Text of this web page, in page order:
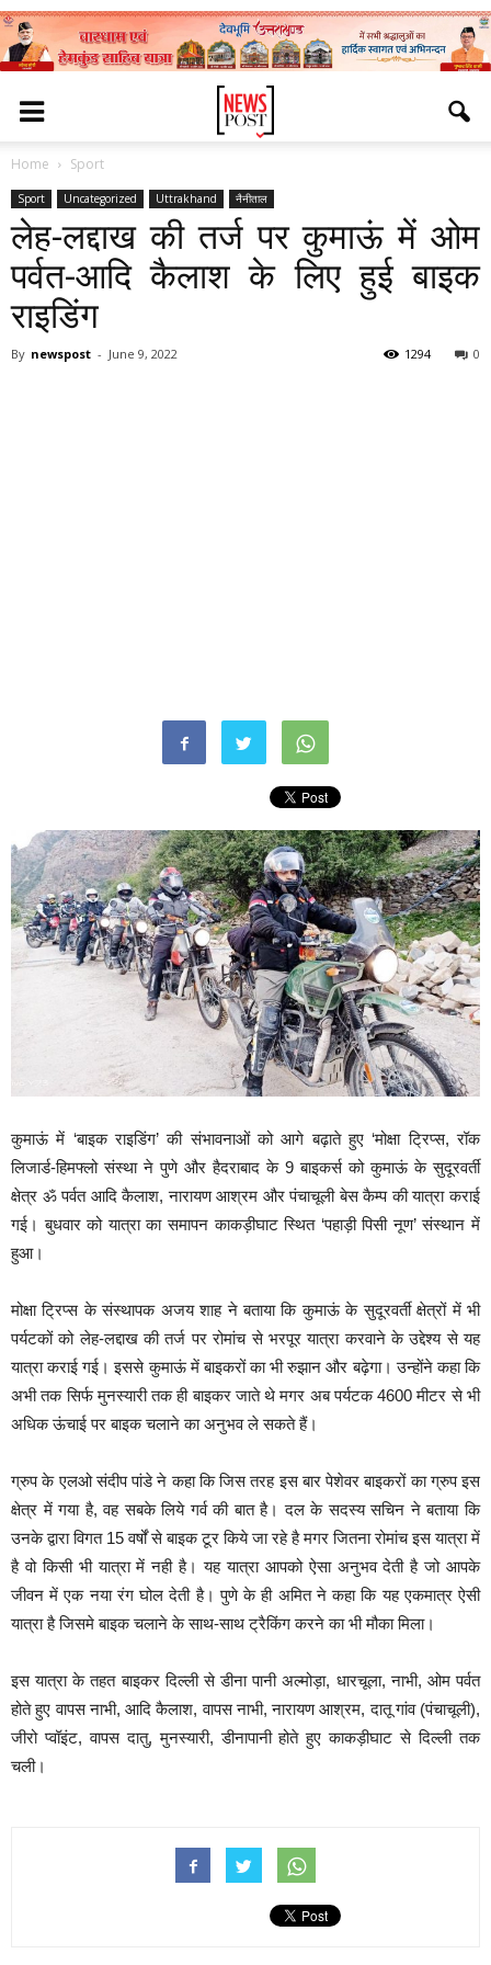
Home Sport
Sport Uncategorized Uttrakhand नैनीताल
लेह-लद्दाख की तर्ज पर कुमाऊं में ओम
पर्वत-आदि कैलाश के लिए हुई बाइक
राइडिंग
By newspost - June 9, 2022 0
1294
कुमाऊं में ‘बाइक राइडिंग’ की संभावनाओं को आगे बढ़ाते हुए ‘मोक्षा ट्रिप्स, रॉक
लिजार्ड-हिमफ्लो संस्था ने पुणे और हैदराबाद के 9 बाइकर्स को कुमाऊं के सुदूरवर्ती
क्षेत्र ॐ पर्वत आदि कैलाश, नारायण आश्रम और पंचाचूली बेस कैम्प की यात्रा कराई
गई। बुधवार को यात्रा का समापन काकड़ीघाट स्थित ‘पहाड़ी पिसी नूण’ संस्थान में
हुआ।
मोक्षा ट्रिप्स के संस्थापक अजय शाह ने बताया कि कुमाऊं के सुदूरवर्ती क्षेत्रों में भी
पर्यटकों को लेह-लद्दाख की तर्ज पर रोमांच से भरपूर यात्रा करवाने के उद्देश्य से यह
यात्रा कराई गई। इससे कुमाऊं में बाइकरों का भी रुझान और बढ़ेगा। उन्होंने कहा कि
अभी तक सिर्फ मुनस्यारी तक ही बाइकर जाते थे मगर अब पर्यटक 4600 मीटर से भी
अधिक ऊंचाई पर बाइक चलाने का अनुभव ले सकते हैं।
ग्रुप के एलओ संदीप पांडे ने कहा कि जिस तरह इस बार पेशेवर बाइकरों का ग्रुप इस
क्षेत्र में गया है, वह सबके लिये गर्व की बात है। दल के सदस्य सचिन ने बताया कि
उनके द्वारा विगत 15 वर्षों से बाइक टूर किये जा रहे है मगर जितना रोमांच इस यात्रा में
है वो किसी भी यात्रा में नही है। यह यात्रा आपको ऐसा अनुभव देती है जो आपके
जीवन में एक नया रंग घोल देती है। पुणे के ही अमित ने कहा कि यह एकमात्र ऐसी
यात्रा है जिसमे बाइक चलाने के साथ-साथ ट्रैकिंग करने का भी मौका मिला।
इस यात्रा के तहत बाइकर दिल्ली से डीना पानी अल्मोड़ा, धारचूला, नाभी, ओम पर्वत
होते हुए वापस नाभी, आदि कैलाश, वापस नाभी, नारायण आश्रम, दातू गांव (पंचाचूली),
जीरो प्वॉइंट, वापस दातु, मुनस्यारी, डीनापानी होते हुए काकड़ीघाट से दिल्ली तक
चली।